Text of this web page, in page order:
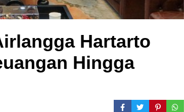
Hartarto
Hingga